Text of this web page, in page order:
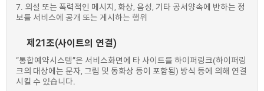
7. 외설 또는 폭력적인 메시지, 화상, 음성, 기타 공서양속에 반하는 정
보를 서비스에 공개 또는 게시하는 행위
제21조(사이트의 연결)
“통합예약시스템”은 서비스화면에 타 사이트를 하이퍼링크(하이퍼링
크의 대상에는 문자, 그림 및 동화상 등이 포함됨) 방식 등에 의해 연결
시킬 수 있습니다.